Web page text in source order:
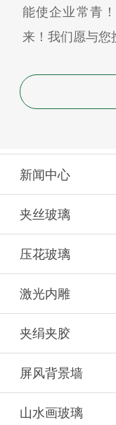
能使企业常青
来！我们愿与您
新闻中心
夹丝玻璃
压花玻璃
激光内雕
夹绢夹胶
屏风背景墙
山水画玻璃